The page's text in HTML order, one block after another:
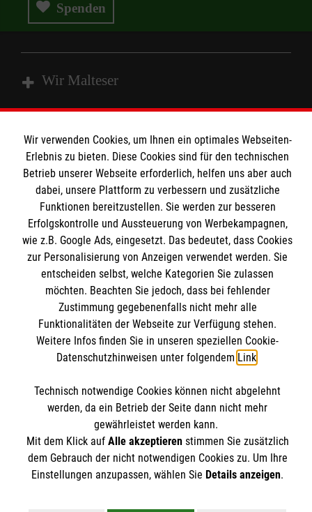
Spenden
Wir Malteser
Angebote & Leistungen
Kursangebote
Mitarbeiten & Stellenangebote
Informationen
Kontakt
Presse und Medien
Transparenz
Impressum
Datenschutz
Malteser online
Malteserorden
Malteser Jugend
Malteser International
Spendenkonto
Empfänger: Malteser Hilfsdienst e.V.
BIC: GENODED 1PA7
Soziale Netzwerke
Der Malteser Hilfsdienst e.V. ist als eingetragene
gemeinnützige Organisation von der Körperschaft- und
Wir verwenden Cookies, um Ihnen ein optimales Webseiten-
Erlebnis zu bieten. Diese Cookies sind für den technischen
Betrieb unserer Webseite erforderlich, helfen uns aber auch
dabei, unsere Plattform zu verbessern und zusätzliche
Funktionen bereitzustellen. Sie werden zur besseren
Erfolgskontrolle und Aussteuerung von Werbekampagnen,
wie z.B. Google Ads, eingesetzt. Das bedeutet, dass Cookies
zur Personalisierung von Anzeigen verwendet werden. Sie
entscheiden selbst, welche Kategorien Sie zulassen
möchten. Beachten Sie jedoch, dass bei fehlender
Zustimmung gegebenenfalls nicht mehr alle
Funktionalitäten der Webseite zur Verfügung stehen.
Weitere Infos finden Sie in unseren speziellen Cookie-
Datenschutzhinweisen unter folgendem Link.
Technisch notwendige Cookies können nicht abgelehnt
werden, da ein Betrieb der Seite dann nicht mehr
gewährleistet werden kann.
Mit dem Klick auf Alle akzeptierenstimmen Sie zusätzlich
dem Gebrauch der nicht notwendigen Cookies zu. Um Ihre
Einstellungen anzupassen, wählen Sie Details anzeigen.